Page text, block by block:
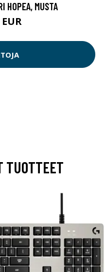
HOPEA, MUSTA
TUOTTEET